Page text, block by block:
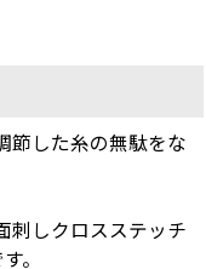
節した糸の無駄をな
刺しクロスステッチ
。